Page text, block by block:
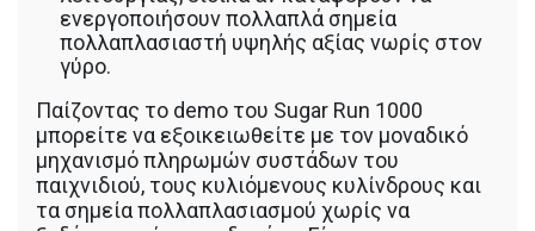
ενεργοποιήσουν πολλαπλά σημεία
πολλαπλασιαστή υψηλής αξίας νωρίς στον
γύρο.
Παίζοντας το demo του Sugar Run 1000
μπορείτε να εξοικειωθείτε με τον μοναδικό
μηχανισμό πληρωμών συστάδων του
παιχνιδιού, τους κυλιόμενους κυλίνδρους και
τα σημεία πολλαπλασιασμού χωρίς να